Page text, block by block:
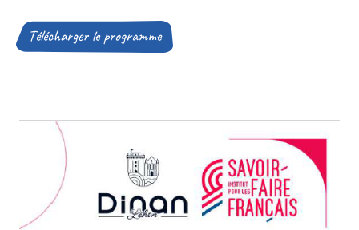
Télécharger le programme(Ouverture
d’un
onglet)